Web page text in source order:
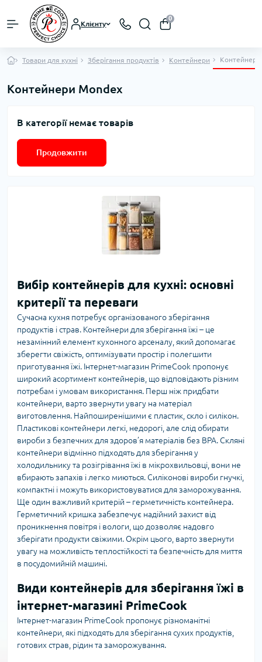
Клієнту
0
Товари для кухні Зберігання продуктів Контейнери
Контейнери Mondex
В категорії немає товарів
Продовжити
Вибір контейнерів для кухні: основні
критерії та переваги
Сучасна кухня потребує організованого зберігання
продуктів і страв. Контейнери для зберігання їжі – це
незамінний елемент кухонного арсеналу, який допомагає
зберегти свіжість, оптимізувати простір і полегшити
приготування їжі. Інтернет-магазин PrimeCook пропонує
широкий асортимент контейнерів, що відповідають різним
потребам і умовам використання. Перш ніж придбати
контейнери, варто звернути увагу на матеріал
виготовлення. Найпоширенішими є пластик, скло і силікон.
Пластикові контейнери легкі, недорогі, але слід обирати
вироби з безпечних для здоров’я матеріалів без BPA. Скляні
контейнери відмінно підходять для зберігання у
холодильнику та розігрівання їжі в мікрохвильовці, вони не
вбирають запахів і легко миються. Силіконові вироби гнучкі,
компактні і можуть використовуватися для заморожування.
Ще один важливий критерій – герметичність контейнера.
Герметичний кришка забезпечує надійний захист від
проникнення повітря і вологи, що дозволяє надовго
зберігати продукти свіжими. Окрім цього, варто звернути
увагу на можливість теплостійкості та безпечність для миття
в посудомийній машині.
Види контейнерів для зберігання їжі в
інтернет-магазині PrimeCook
Інтернет-магазин PrimeCook пропонує різноманітні
контейнери, які підходять для зберігання сухих продуктів,
готових страв, рідин та заморожування.